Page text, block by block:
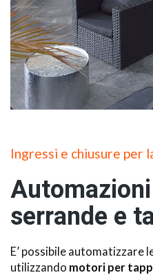
Ingressi e chiusure per
serrande e
E’ possibile automatizzare
utilizzando motori per